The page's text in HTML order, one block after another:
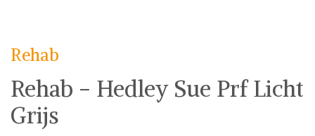
Rehab
Rehab - Hedley Sue Prf Licht
Grijs